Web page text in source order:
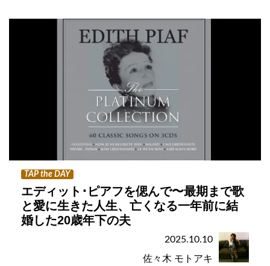
TAP the DAY
エディット･ピアフを偲んで〜最期まで歌
と愛に生きた人生、亡くなる一年前に結
婚した20歳年下の夫
2025.10.10
佐々木 モトアキ